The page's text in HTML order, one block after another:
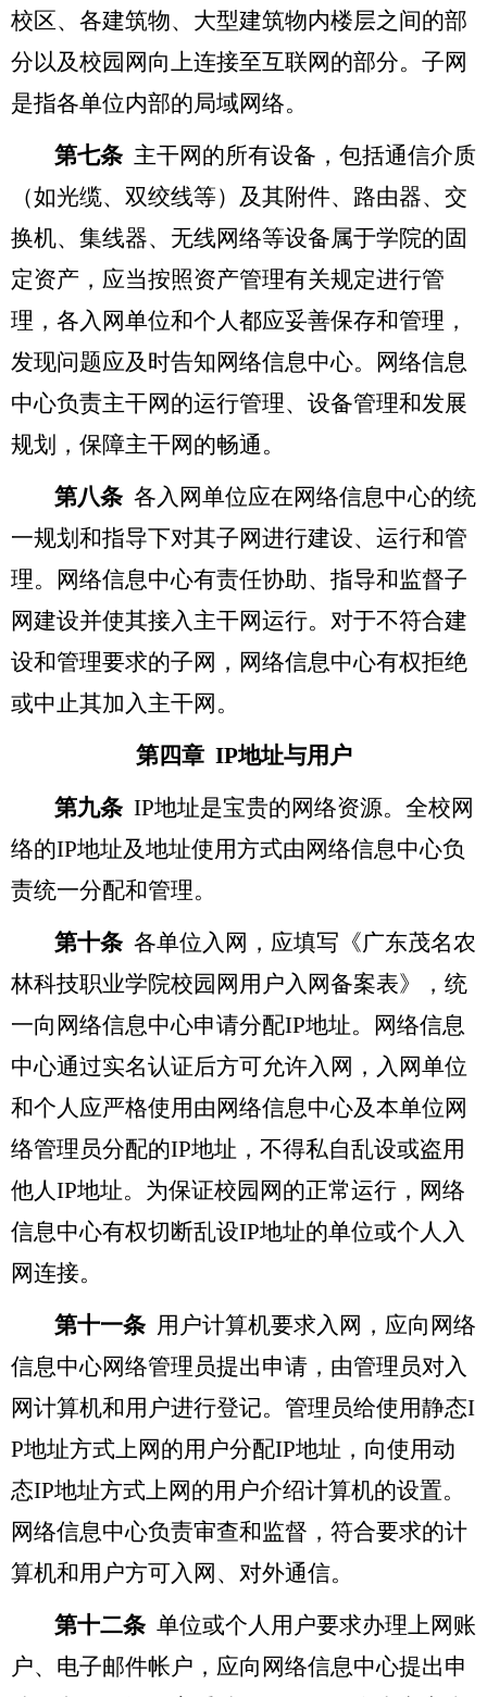
校区、各建筑物、大型建筑物内楼层之间的部
分以及校园网向上连接至互联网的部分。子网
是指各单位内部的局域网络。
第七条 主干网的所有设备，包括通信介质
（如光缆、双绞线等）及其附件、路由器、交
换机、集线器、无线网络等设备属于学院的固
定资产，应当按照资产管理有关规定进行管
理，各入网单位和个人都应妥善保存和管理，
发现问题应及时告知网络信息中心。网络信息
中心负责主干网的运行管理、设备管理和发展
规划，保障主干网的畅通。
第八条 各入网单位应在网络信息中心的统
一规划和指导下对其子网进行建设、运行和管
理。网络信息中心有责任协助、指导和监督子
网建设并使其接入主干网运行。对于不符合建
设和管理要求的子网，网络信息中心有权拒绝
或中止其加入主干网。
第四章 IP地址与用户
第九条 IP地址是宝贵的网络资源。全校网
络的IP地址及地址使用方式由网络信息中心负
责统一分配和管理。
第十条 各单位入网，应填写《广东茂名农
林科技职业学院校园网用户入网备案表》，统
一向网络信息中心申请分配IP地址。网络信息
中心通过实名认证后方可允许入网，入网单位
和个人应严格使用由网络信息中心及本单位网
络管理员分配的IP地址，不得私自乱设或盗用
他人IP地址。为保证校园网的正常运行，网络
信息中心有权切断乱设IP地址的单位或个人入
网连接。
第十一条 用户计算机要求入网，应向网络
信息中心网络管理员提出申请，由管理员对入
网计算机和用户进行登记。管理员给使用静态I
P地址方式上网的用户分配IP地址，向使用动
态IP地址方式上网的用户介绍计算机的设置。
网络信息中心负责审查和监督，符合要求的计
算机和用户方可入网、对外通信。
第十二条 单位或个人用户要求办理上网账
户、电子邮件帐户，应向网络信息中心提出申